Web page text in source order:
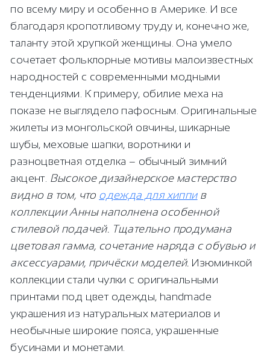
по всему миру и особенно в Америке. И все
благодаря кропотливому труду и, конечно же,
таланту этой хрупкой женщины. Она умело
сочетает фольклорные мотивы малоизвестных
народностей с современными модными
тенденциями. К примеру, обилие меха на
показе не выглядело пафосным. Оригинальные
жилеты из монгольской овчины, шикарные
шубы, меховые шапки, воротники и
разноцветная отделка – обычный зимний
акцент. Высокое дизайнерское мастерство
видно в том, что одежда для хиппив
коллекции Анны наполнена особенной
стилевой подачей. Тщательно продумана
цветовая гамма, сочетание наряда с обувью и
аксессуарами, причёски моделей. Изюминкой
коллекции стали чулки с оригинальными
принтами под цвет одежды, handmade
украшения из натуральных материалов и
необычные широкие пояса, украшенные
бусинами и монетами.